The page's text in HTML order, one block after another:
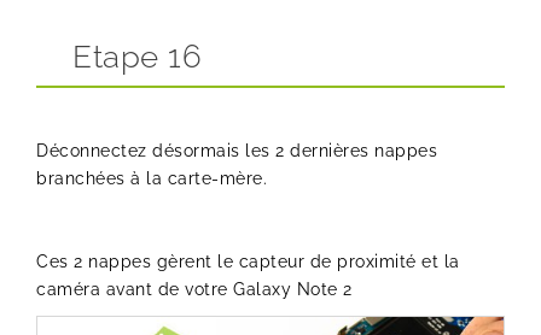
Etape 16
Déconnectez désormais les 2 dernières nappes
branchées à la carte-mère.
Ces 2 nappes gèrent le capteur de proximité et la
caméra avant de votre Galaxy Note 2